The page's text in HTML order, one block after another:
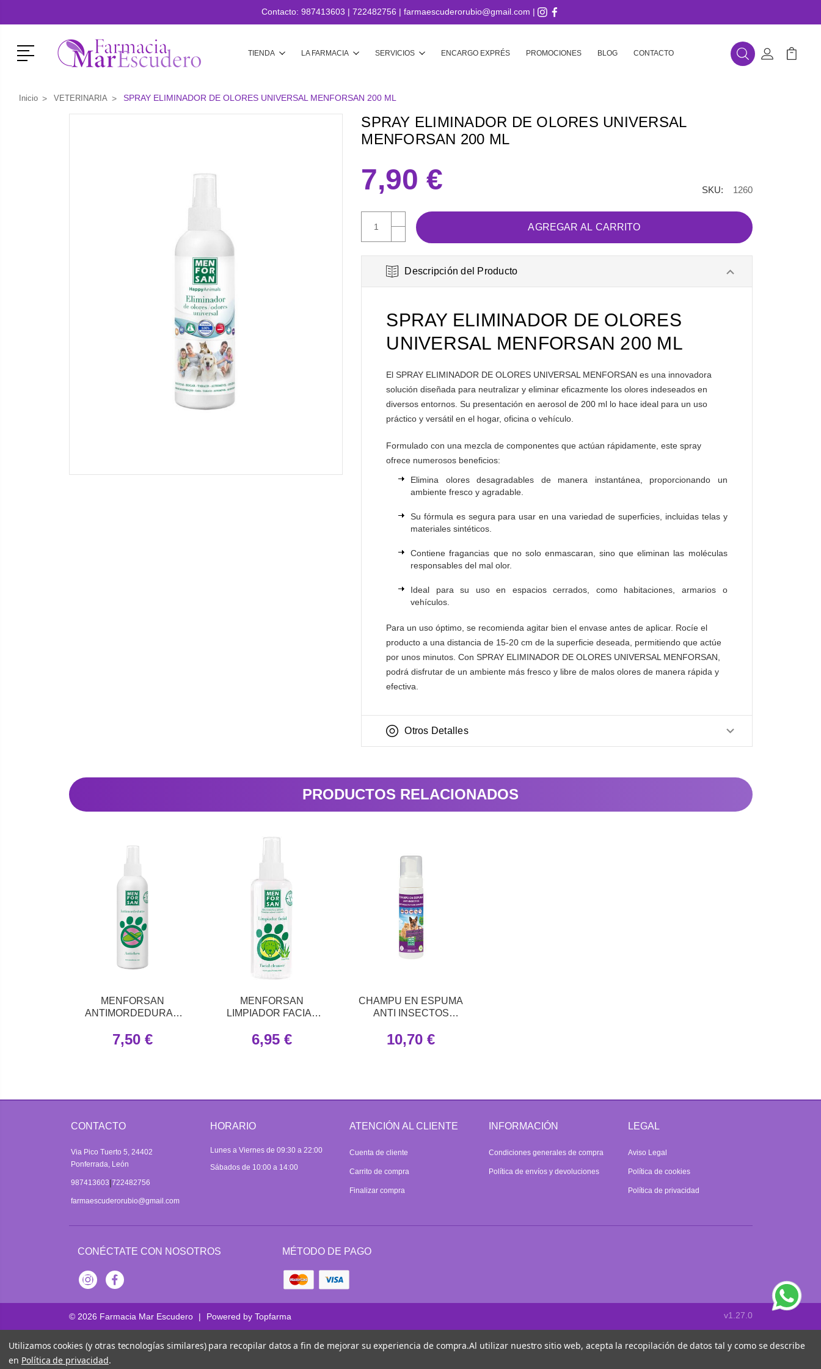
Contacto: 987413603 | 722482756 | farmaescuderorubio@gmail.com |
Menú TIENDA LA FARMACIA SERVICIOS ENCARGO EXPRÉS PROMOCIONES BLOG CONTACTO BuscarMi Cuenta
Mi
Inicio VETERINARIA SPRAY ELIMINADOR DE OLORES UNIVERSAL MENFORSAN 200 ML
SPRAY ELIMINADOR DE OLORES UNIVERSAL
MENFORSAN 200 ML
7,90 €
AUMENTAR
CANTIDAD:
DISMINUIR
CANTIDAD:
SKU: 1260
Descripción del Producto
SPRAY ELIMINADOR DE OLORES
UNIVERSAL MENFORSAN 200 ML
El SPRAY ELIMINADOR DE OLORES UNIVERSAL MENFORSAN es una innovadora
solución diseñada para neutralizar y eliminar eficazmente los olores indeseados en
diversos entornos. Su presentación en aerosol de 200 ml lo hace ideal para un uso
práctico y versátil en el hogar, oficina o vehículo.
Formulado con una mezcla de componentes que actúan rápidamente, este spray
ofrece numerosos beneficios:
Elimina olores desagradables de manera instantánea, proporcionando un
ambiente fresco y agradable.
Su fórmula es segura para usar en una variedad de superficies, incluidas telas y
materiales sintéticos.
Contiene fragancias que no solo enmascaran, sino que eliminan las moléculas
responsables del mal olor.
Ideal para su uso en espacios cerrados, como habitaciones, armarios o
vehículos.
Para un uso óptimo, se recomienda agitar bien el envase antes de aplicar. Rocíe el
producto a una distancia de 15-20 cm de la superficie deseada, permitiendo que actúe
por unos minutos. Con SPRAY ELIMINADOR DE OLORES UNIVERSAL MENFORSAN,
podrá disfrutar de un ambiente más fresco y libre de malos olores de manera rápida y
efectiva.
Otros Detalles
PRODUCTOS RELACIONADOS
MENFORSAN
ANTIMORDEDURAS
7,50 €
MENFORSAN
LIMPIADOR FACIAL
6,95 €
CHAMPU EN ESPUMA
ANTI INSECTOS
10,70 €
CONTACTO
Via Pico Tuerto 5, 24402
Ponferrada, León
987413603|722482756
farmaescuderorubio@gmail.com
HORARIO
Lunes a Viernes de 09:30 a 22:00
Sábados de 10:00 a 14:00
ATENCIÓN AL CLIENTE
Cuenta de cliente
Carrito de compra
Finalizar compra
INFORMACIÓN
Condiciones generales de compra
Política de envíos y devoluciones
LEGAL
Aviso Legal
Política de cookies
Política de privacidad
CONÉCTATE CON NOSOTROS
InstagramFacebook
MÉTODO DE PAGO
© 2026 Farmacia Mar Escudero | Powered by Topfarma v1.27.0
Utilizamos cookies (y otras tecnologías similares) para recopilar datos a fin de mejorar su experiencia de compra.Al utilizar nuestro sitio web, acepta la recopilación de datos tal y como se describe
en Política de privacidad.